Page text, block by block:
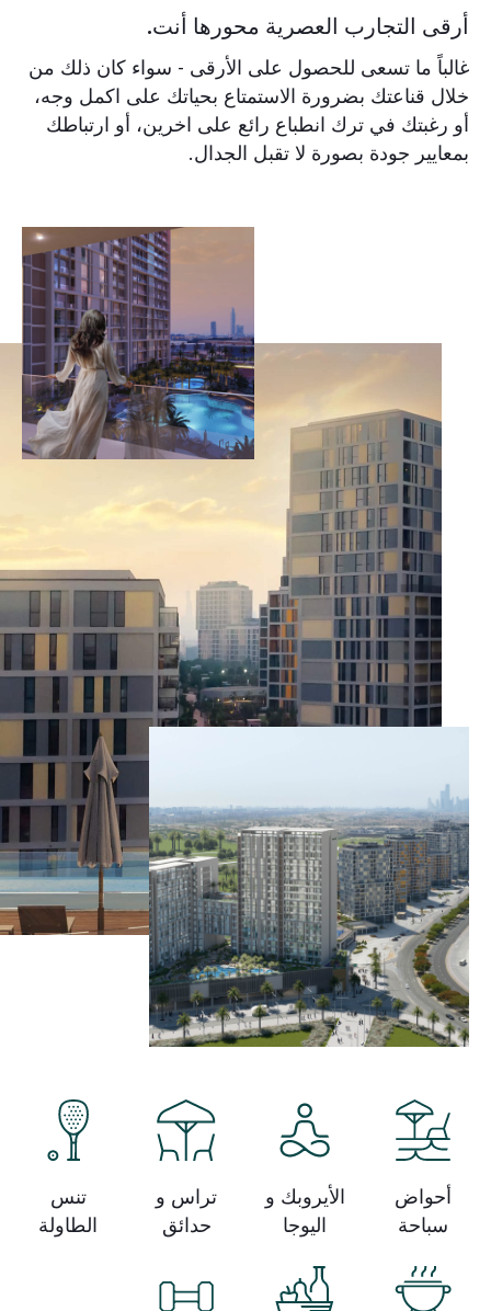
أرقى التجارب العصرية محورها أنت.
غالباً ما تسعى للحصول على الأرقى - سواء كان ذلك من
خلال قناعتك بضرورة الاستمتاع بحياتك على اكمل وجه،
أو رغبتك في ترك انطباع رائع على اخرين، أو ارتباطك
بمعايير جودة بصورة لا تقبل الجدال.
أحواض
سباحة
الأيروبك و
اليوجا
تراس و
حدائق
تنس
الطاولة